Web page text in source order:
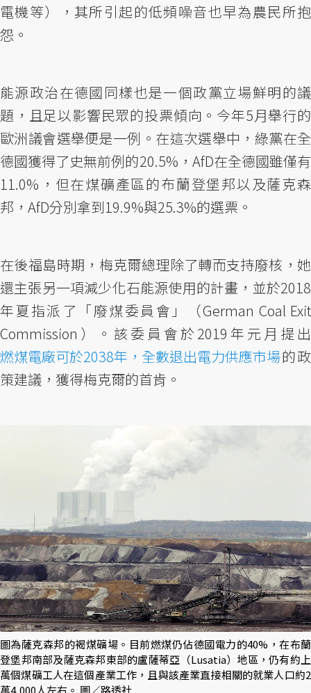
電機等），其所引起的低頻噪音也早為農民所抱
怨。
能源政治在德國同樣也是一個政黨立場鮮明的議
題，且足以影響民眾的投票傾向。今年5月舉行的
歐洲議會選舉便是一例。在這次選舉中，綠黨在全
德國獲得了史無前例的20.5%，AfD在全德國雖僅有
11.0%，但在煤礦產區的布蘭登堡邦以及薩克森
邦，AfD分別拿到19.9%與25.3%的選票。
在後福島時期，梅克爾總理除了轉而支持廢核，她
還主張另一項減少化石能源使用的計畫，並於2018
年夏指派了「廢煤委員會」（German Coal Exit
Commission）。該委員會於2019年元月提出
燃煤電廠可於2038年，全數退出電力供應市場的政
策建議，獲得梅克爾的首肯。
圖為薩克森邦的褐煤礦場。目前燃煤仍佔德國電力的40%，在布蘭
登堡邦南部及薩克森邦東部的盧薩蒂亞（Lusatia）地區，仍有約上
萬個煤礦工人在這個產業工作，且與該產業直接相關的就業人口約2